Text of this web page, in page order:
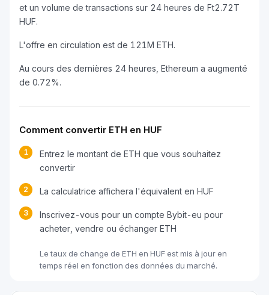
et un volume de transactions sur 24 heures de Ft2.72T
HUF.
L'offre en circulation est de 121M ETH.
Au cours des dernières 24 heures, Ethereum a augmenté
de 0.72%.
Comment convertir ETH en HUF
1
Entrez le montant de ETH que vous souhaitez
convertir
2 La calculatrice affichera l'équivalent en HUF
3
Inscrivez-vous pour un compte Bybit-eu pour
acheter, vendre ou échanger ETH
Le taux de change de ETH en HUF est mis à jour en
temps réel en fonction des données du marché.